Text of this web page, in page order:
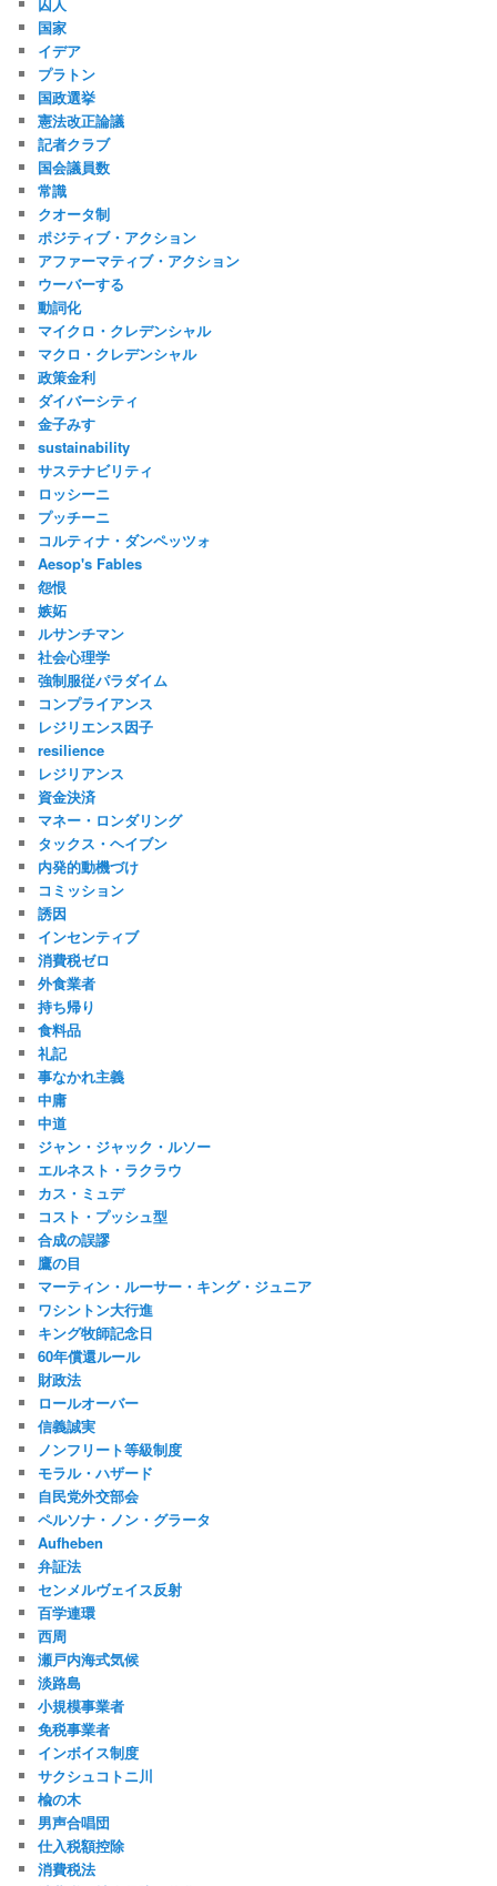
囚人
国家
イデア
プラトン
国政選挙
憲法改正論議
記者クラブ
国会議員数
常識
クオータ制
ポジティブ・アクション
アファーマティブ・アクション
ウーバーする
動詞化
マイクロ・クレデンシャル
マクロ・クレデンシャル
政策金利
ダイバーシティ
金子みすゞ
sustainability
サステナビリティ
ロッシーニ
プッチーニ
コルティナ・ダンペッツォ
Aesop's Fables
怨恨
嫉妬
ルサンチマン
社会心理学
強制服従パラダイム
コンプライアンス
レジリエンス因子
resilience
レジリアンス
資金決済
マネー・ロンダリング
タックス・ヘイブン
内発的動機づけ
コミッション
誘因
インセンティブ
消費税ゼロ
外食業者
持ち帰り
食料品
礼記
事なかれ主義
中庸
中道
ジャン・ジャック・ルソー
エルネスト・ラクラウ
カス・ミュデ
コスト・プッシュ型
合成の誤謬
鷹の目
マーティン・ルーサー・キング・ジュニア
ワシントン大行進
キング牧師記念日
60年償還ルール
財政法
ロールオーバー
信義誠実
ノンフリート等級制度
モラル・ハザード
自民党外交部会
ペルソナ・ノン・グラータ
Aufheben
弁証法
センメルヴェイス反射
百学連環
西周
瀬戸内海式気候
淡路島
小規模事業者
免税事業者
インボイス制度
サクシュコトニ川
楡の木
男声合唱団
仕入税額控除
消費税法